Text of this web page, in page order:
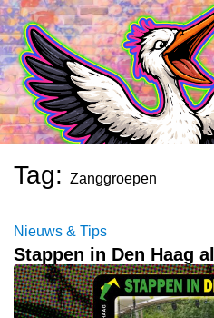
Skip
to
content
Tag: Zanggroepen
Nieuws & Tips
Stappen in Den Haag